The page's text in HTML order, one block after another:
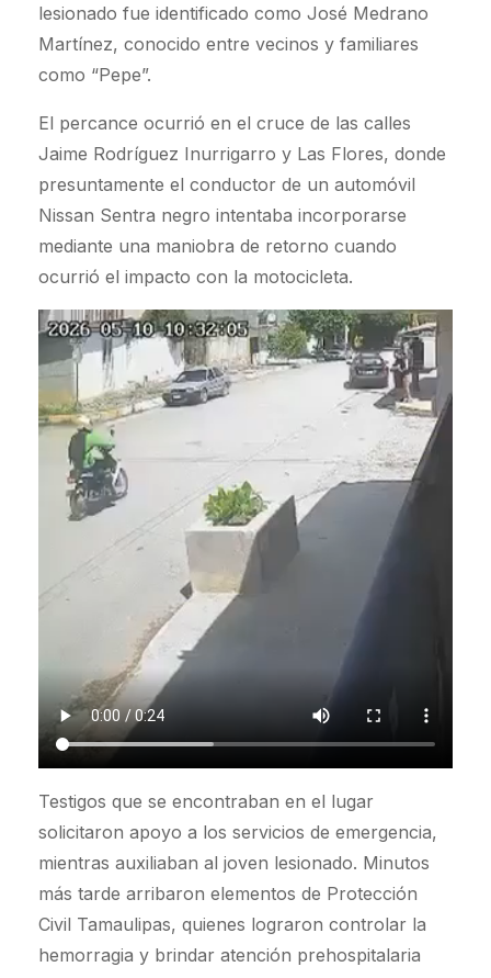
lesionado fue identificado como José Medrano
Martínez, conocido entre vecinos y familiares
como “Pepe”.
El percance ocurrió en el cruce de las calles
Jaime Rodríguez Inurrigarro y Las Flores, donde
presuntamente el conductor de un automóvil
Nissan Sentra negro intentaba incorporarse
mediante una maniobra de retorno cuando
ocurrió el impacto con la motocicleta.
Testigos que se encontraban en el lugar
solicitaron apoyo a los servicios de emergencia,
mientras auxiliaban al joven lesionado. Minutos
más tarde arribaron elementos de Protección
Civil Tamaulipas, quienes lograron controlar la
hemorragia y brindar atención prehospitalaria